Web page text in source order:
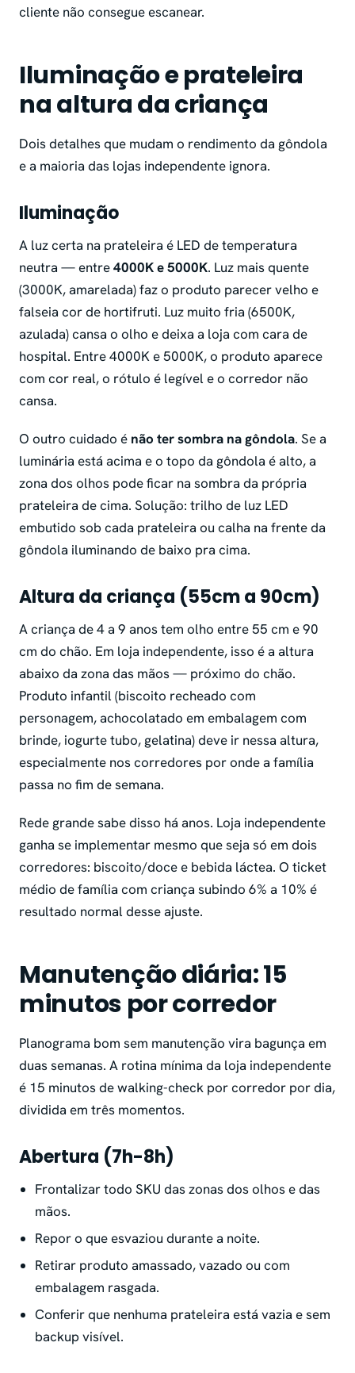
cliente não consegue escanear.
Iluminação e prateleira
na altura da criança
Dois detalhes que mudam o rendimento da gôndola
e a maioria das lojas independente ignora.
Iluminação
A luz certa na prateleira é LED de temperatura
neutra — entre4000K e 5000K. Luz mais quente
(3000K, amarelada) faz o produto parecer velho e
falseia cor de hortifruti. Luz muito fria (6500K,
azulada) cansa o olho e deixa a loja com cara de
hospital. Entre 4000K e 5000K, o produto aparece
com cor real, o rótulo é legível e o corredor não
cansa.
O outro cuidado é não ter sombra na gôndola. Se a
luminária está acima e o topo da gôndola é alto, a
zona dos olhos pode ficar na sombra da própria
prateleira de cima. Solução: trilho de luz LED
embutido sob cada prateleira ou calha na frente da
gôndola iluminando de baixo pra cima.
Altura da criança (55cm a 90cm)
A criança de 4 a 9 anos tem olho entre 55 cm e 90
cm do chão. Em loja independente, isso é a altura
abaixo da zona das mãos — próximo do chão.
Produto infantil (biscoito recheado com
personagem, achocolatado em embalagem com
brinde, iogurte tubo, gelatina) deve ir nessa altura,
especialmente nos corredores por onde a família
passa no fim de semana.
Rede grande sabe disso há anos. Loja independente
ganha se implementar mesmo que seja só em dois
corredores: biscoito/doce e bebida láctea. O ticket
médio de família com criança subindo 6% a 10% é
resultado normal desse ajuste.
Manutenção diária: 15
minutos por corredor
Planograma bom sem manutenção vira bagunça em
duas semanas. A rotina mínima da loja independente
é 15 minutos de walking-check por corredor por dia,
dividida em três momentos.
Abertura (7h-8h)
Frontalizar todo SKU das zonas dos olhos e das
mãos.
Repor o que esvaziou durante a noite.
Retirar produto amassado, vazado ou com
embalagem rasgada.
Conferir que nenhuma prateleira está vazia e sem
backup visível.